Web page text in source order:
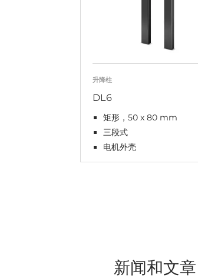
升降柱
DL6
矩形，50 x 80 mm
三段式
电机外壳
新闻和文章